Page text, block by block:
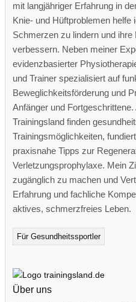
mit langjähriger Erfahrung in
Knie- und Hüftproblemen helfe
Schmerzen zu lindern und ihre
verbessern. Neben meiner
evidenzbasierter
und Trainer spezialisiert auf
Beweglichkeitsförderung und
Anfänger und
Trainingsland finden
Trainingsmöglichkeiten,
praxisnahe Tipps zur
Verletzungsprophylaxe. Mein
zugänglich zu machen und
Erfahrung und fachliche
aktives, schmerzfreies Leben.
Für Gesundheitssportler
Über uns